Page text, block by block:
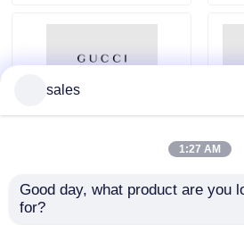
Blog
Marmont Matelassé
Mini Branded
sales
1:27 AM
Good day, what product are you
for?